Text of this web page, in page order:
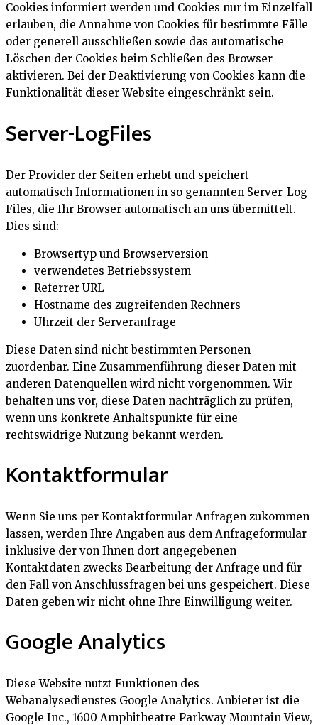
Cookies informiert werden und Cookies nur im Einzelfall
erlauben, die Annahme von Cookies für bestimmte Fälle
oder generell ausschließen sowie das automatische
Löschen der Cookies beim Schließen des Browser
aktivieren. Bei der Deaktivierung von Cookies kann die
Funktionalität dieser Website eingeschränkt sein.
Server-LogFiles
Der Provider der Seiten erhebt und speichert
automatisch Informationen in so genannten Server-Log
Files, die Ihr Browser automatisch an uns übermittelt.
Dies sind:
Browsertyp und Browserversion
verwendetes Betriebssystem
Referrer URL
Hostname des zugreifenden Rechners
Uhrzeit der Serveranfrage
Diese Daten sind nicht bestimmten Personen
zuordenbar. Eine Zusammenführung dieser Daten mit
anderen Datenquellen wird nicht vorgenommen. Wir
behalten uns vor, diese Daten nachträglich zu prüfen,
wenn uns konkrete Anhaltspunkte für eine
rechtswidrige Nutzung bekannt werden.
Kontaktformular
Wenn Sie uns per Kontaktformular Anfragen zukommen
lassen, werden Ihre Angaben aus dem Anfrageformular
inklusive der von Ihnen dort angegebenen
Kontaktdaten zwecks Bearbeitung der Anfrage und für
den Fall von Anschlussfragen bei uns gespeichert. Diese
Daten geben wir nicht ohne Ihre Einwilligung weiter.
Google Analytics
Diese Website nutzt Funktionen des
Webanalysedienstes Google Analytics. Anbieter ist die
Google Inc., 1600 Amphitheatre Parkway Mountain View,